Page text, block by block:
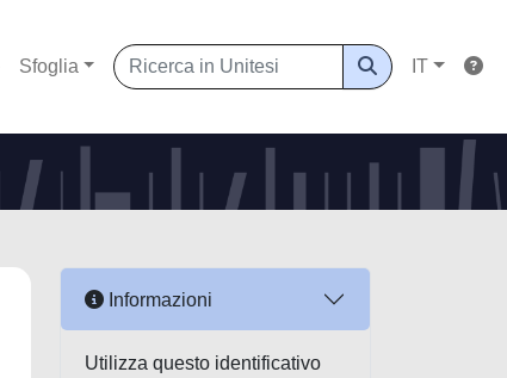
Sfoglia IT
Informazioni
Utilizza questo identificativo